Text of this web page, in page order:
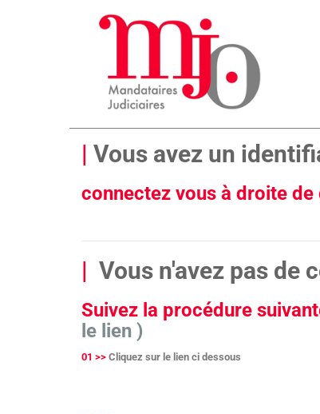
| Vous avez un
connectez vous à droite de
| Vous n'avez pas de
Suivez la procédure
le lien )
01 >> Cliquez sur le lien ci dessous